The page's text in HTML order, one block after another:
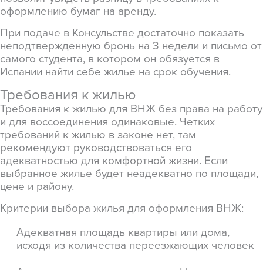
оформлению бумаг на аренду.
При подаче в Консульстве достаточно показать
неподтвержденную бронь на 3 недели и письмо от
самого студента, в котором он обязуется в
Испании найти себе жилье на срок обучения.
Требования к жилью
Требования к жилью для ВНЖ без права на работу
и для воссоединения одинаковые. Четких
требований к жилью в законе нет, там
рекомендуют руководствоваться его
адекватностью для комфортной жизни. Если
выбранное жилье будет неадекватно по площади,
цене и району.
Критерии выбора жилья для оформления ВНЖ:
Адекватная площадь квартиры или дома,
исходя из количества переезжающих человек